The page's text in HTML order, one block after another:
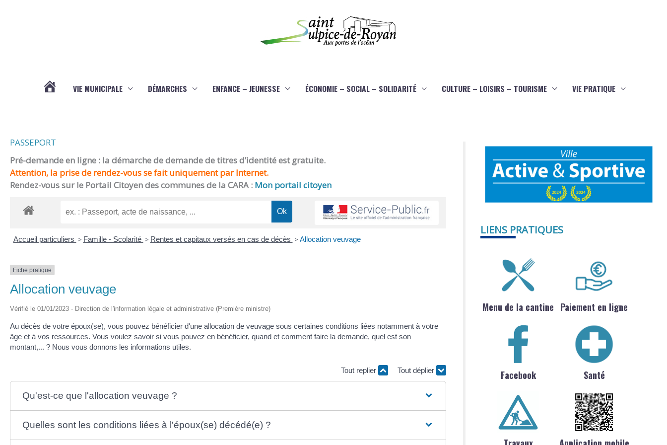
VIE MUNICIPALE DÉMARCHES ENFANCE – JEUNESSE ÉCONOMIE – SOCIAL – SOLIDARITÉ CULTURE – LOISIRS – TOURISME VIE PRATIQUE
PASSEPORT
Pré-demande en ligne : la démarche de demande de titres d’identité est gratuite.
Attention, la prise de rendez-vous se fait uniquement par Internet.
Rendez-vous sur le Portail Citoyen des communes de la CARA : Mon portail citoyen
Accueil particuliers > Famille - Scolarité > Rentes et capitaux versés en cas de décès > Allocation veuvage
Fiche pratique
Allocation veuvage
Vérifié le 01/01/2023 - Direction de l'information légale et administrative (Première ministre)
Au décès de votre époux(se), vous pouvez bénéficier d'une allocation de veuvage sous certaines conditions liées notamment à votre
âge et à vos ressources. Vous voulez savoir si vous pouvez en bénéficier, quand et comment faire la demande, quel est son
montant,... ? Nous vous donnons les informations utiles.
Tout replier Tout déplier
Qu'est-ce que l'allocation veuvage ?
Quelles sont les conditions liées à l'époux(se) décédé(e) ?
LIENS PRATIQUES
Menu de la cantine Paiement en ligne
Facebook Santé